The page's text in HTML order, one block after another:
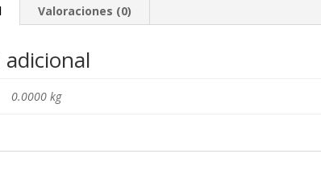
Valoraciones (0)
0.0000 kg